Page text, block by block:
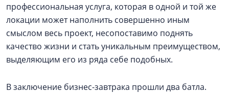
профессиональная услуга, которая в одной и той же
локации может наполнить совершенно иным
смыслом весь проект, несопоставимо поднять
качество жизни и стать уникальным преимуществом,
выделяющим его из ряда себе подобных.
В заключение бизнес-завтрака прошли два батла.